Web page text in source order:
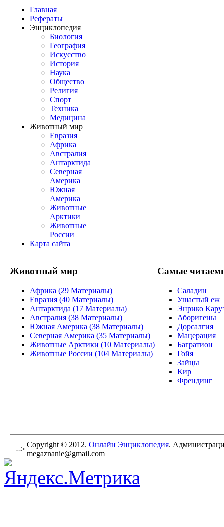
Главная
Рефераты
Энциклопедия
Биология
География
Искусство
История
Наука
Общество
Религия
Спорт
Техника
Медицина
Животный мир
Евразия
Африка
Австралия
Антарктида
Северная
Америка
Южная
Америка
Животные
Арктики
Животные
России
Карта сайта
Животный мир
Африка (29 Материалы)
Евразия (40 Материалы)
Антарктида (17 Материалы)
Австралия (38 Материалы)
Южная Америка (38 Материалы)
Северная Америка (35 Материалы)
Животные Арктики (10 Материалы)
Животные России (104 Материалы)
Самые
Саладин
Ушастый еж
Энрико
Аборигены
Дорсалгия
Мацерация
Багратион
Гойя
Зайцы
Кир
Френдинг
-->
Copyright © 2012. Онлайн Энциклопедия.
megaznanie@gmail.com